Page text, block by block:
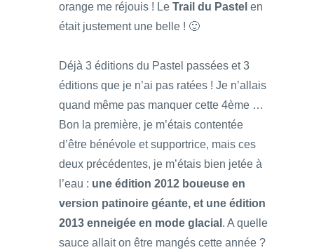
orange me réjouis ! Le Trail du Pastel en
était justement une belle ! 🙂
Déjà 3 éditions du Pastel passées et 3
éditions que je n’ai pas ratées ! Je n’allais
quand même pas manquer cette 4ème …
Bon la première, je m’étais contentée
d’être bénévole et supportrice, mais ces
deux précédentes, je m’étais bien jetée à
l’eau : une édition 2012 boueuse en
version patinoire géante, et une édition
2013 enneigée en mode glacial . A quelle
sauce allait on être mangés cette année ?